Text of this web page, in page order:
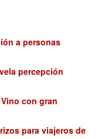
a personas
percepción
con gran
para viajeros de